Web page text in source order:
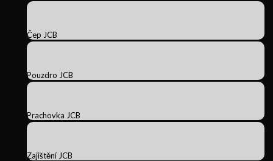
Čep JCB
Pouzdro JCB
Prachovka JCB
Zajištění JCB